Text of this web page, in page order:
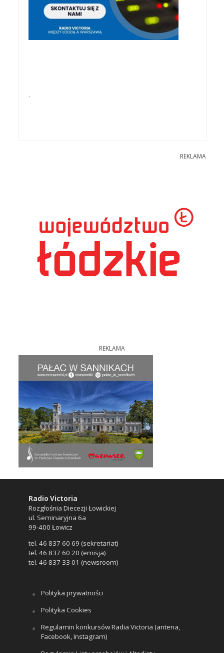
.
REKLAMA
REKLAMA
Radio Victoria
Rozgłośnia Diecezji Łowickiej
ul. Seminaryjna 6a
99-400 Łowicz
tel. 46 837 60 69 (sekretariat)
tel. 46 837 60 20 (emisja)
tel. 46 837 33 01 (newsroom)
Polityka prywatności
Polityka Cookies
Regulamin konkursów Radia Victoria (antena,
Facebook, Instagram)